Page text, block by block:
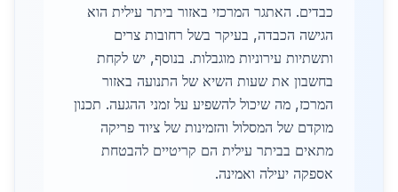
כבדים. האתגר המרכזי באזור ביתר עילית הוא
הגישה הכבדה, בעיקר בשל רחובות צרים
ותשתיות עירוניות מוגבלות. בנוסף, יש לקחת
בחשבון את שעות השיא של התנועה באזור
המרכז, מה שיכול להשפיע על זמני ההגעה. תכנון
מוקדם של המסלול והזמינות של ציוד פריקה
מתאים בביתר עילית הם קריטיים להבטחת
אספקה יעילה ואמינה.